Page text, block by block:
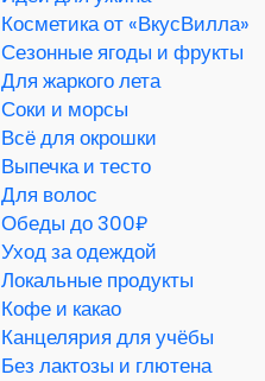
Косметика от «ВкусВилла»
Сезонные ягоды и фрукты
Для жаркого лета
Соки и морсы
Всё для окрошки
Выпечка и тесто
Для волос
Обеды до 300₽
Уход за одеждой
Локальные продукты
Кофе и какао
Канцелярия для учёбы
Без лактозы и глютена